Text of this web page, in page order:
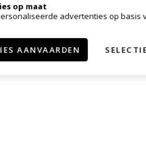
op maat
advertenties op basis
AANVAARDEN